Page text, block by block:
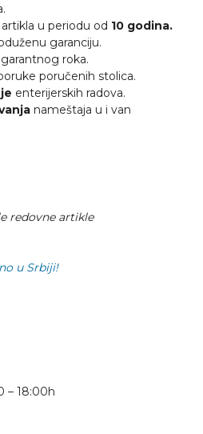
u periodu od 10 godina.
garanciju.
roka.
poručenih stolica.
enterijerskih radova.
nameštaja u i van
redovne artikle
u Srbiji!
– 18:00h